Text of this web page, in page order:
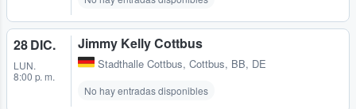
28 DIC.
LUN.
8:00 p. m.
Jimmy Kelly Cottbus
Stadthalle Cottbus, Cottbus, BB, DE
No hay entradas disponibles